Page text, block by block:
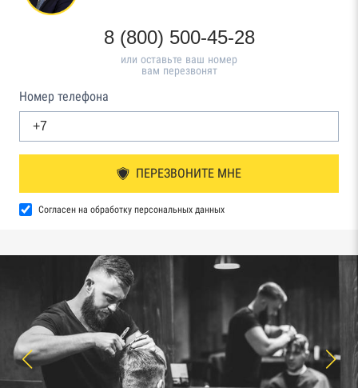
8 (800) 500-45-28
или оставьте ваш номер
вам перезвонят
Номер телефона
ПЕРЕЗВОНИТЕ МНЕ
Согласен на обработку персональных данных